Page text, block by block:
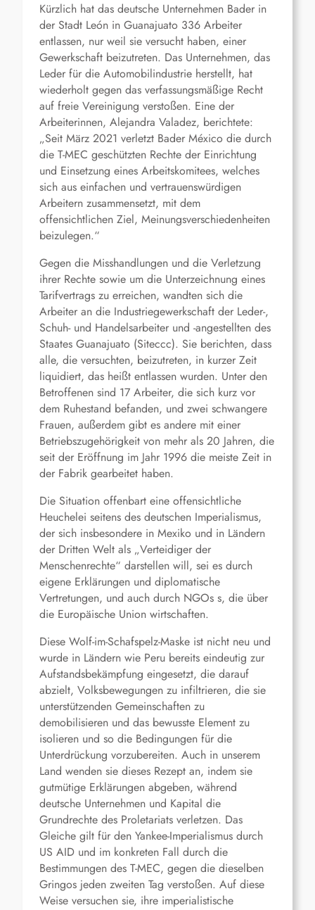
Kürzlich hat das deutsche Unternehmen Bader in
der Stadt León in Guanajuato 336 Arbeiter
entlassen, nur weil sie versucht haben, einer
Gewerkschaft beizutreten. Das Unternehmen, das
Leder für die Automobilindustrie herstellt, hat
wiederholt gegen das verfassungsmäßige Recht
auf freie Vereinigung verstoßen. Eine der
Arbeiterinnen, Alejandra Valadez, berichtete:
„Seit März 2021 verletzt Bader México die durch
die T-MEC geschützten Rechte der Einrichtung
und Einsetzung eines Arbeitskomitees, welches
sich aus einfachen und vertrauenswürdigen
Arbeitern zusammensetzt, mit dem
offensichtlichen Ziel, Meinungsverschiedenheiten
beizulegen.“
Gegen die Misshandlungen und die Verletzung
ihrer Rechte sowie um die Unterzeichnung eines
Tarifvertrags zu erreichen, wandten sich die
Arbeiter an die Industriegewerkschaft der Leder-,
Schuh- und Handelsarbeiter und -angestellten des
Staates Guanajuato (Siteccc). Sie berichten, dass
alle, die versuchten, beizutreten, in kurzer Zeit
liquidiert, das heißt entlassen wurden. Unter den
Betroffenen sind 17 Arbeiter, die sich kurz vor
dem Ruhestand befanden, und zwei schwangere
Frauen, außerdem gibt es andere mit einer
Betriebszugehörigkeit von mehr als 20 Jahren, die
seit der Eröffnung im Jahr 1996 die meiste Zeit in
der Fabrik gearbeitet haben.
Die Situation offenbart eine offensichtliche
Heuchelei seitens des deutschen Imperialismus,
der sich insbesondere in Mexiko und in Ländern
der Dritten Welt als „Verteidiger der
Menschenrechte“ darstellen will, sei es durch
eigene Erklärungen und diplomatische
Vertretungen, und auch durch NGOs s, die über
die Europäische Union wirtschaften.
Diese Wolf-im-Schafspelz-Maske ist nicht neu und
wurde in Ländern wie Peru bereits eindeutig zur
Aufstandsbekämpfung eingesetzt, die darauf
abzielt, Volksbewegungen zu infiltrieren, die sie
unterstützenden Gemeinschaften zu
demobilisieren und das bewusste Element zu
isolieren und so die Bedingungen für die
Unterdrückung vorzubereiten. Auch in unserem
Land wenden sie dieses Rezept an, indem sie
gutmütige Erklärungen abgeben, während
deutsche Unternehmen und Kapital die
Grundrechte des Proletariats verletzen. Das
Gleiche gilt für den Yankee-Imperialismus durch
US AID und im konkreten Fall durch die
Bestimmungen des T-MEC, gegen die dieselben
Gringos jeden zweiten Tag verstoßen. Auf diese
Weise versuchen sie, ihre imperialistische